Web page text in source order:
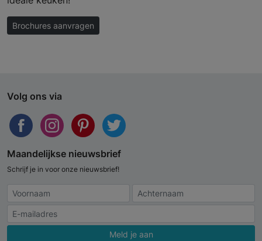
Brochures aanvragen
Volg ons via
Maandelijkse nieuwsbrief
Schrijf je in voor onze nieuwsbrief!
Meld je aan